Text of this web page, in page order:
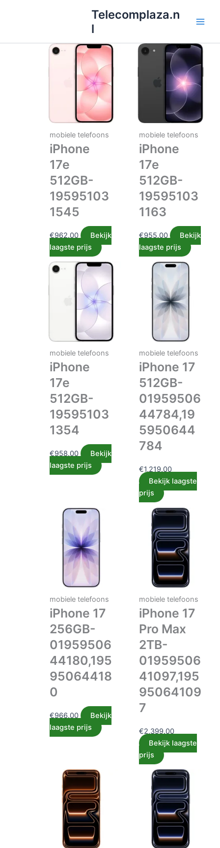
inhoud
Telecomplaza.n
l
mobiele telefoons
iPhone
17e
512GB-
19595103
1545
€962.00
Bekijk
laagste prijs
mobiele telefoons
iPhone
17e
512GB-
19595103
1163
€955.00
Bekijk
laagste prijs
mobiele telefoons
iPhone
17e
512GB-
19595103
1354
€958.00
Bekijk
laagste prijs
mobiele telefoons
iPhone 17
512GB-
01959506
44784,19
5950644
784
€1,219.00
Bekijk laagste
prijs
mobiele telefoons
iPhone 17
256GB-
01959506
44180,195
95064418
0
€966.00
Bekijk
laagste prijs
mobiele telefoons
iPhone 17
Pro Max
2TB-
01959506
41097,195
95064109
7
€2,399.00
Bekijk laagste
prijs